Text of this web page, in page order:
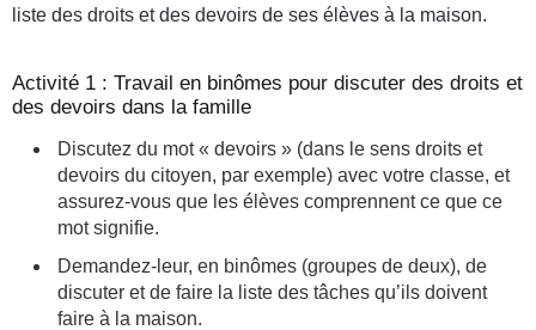
liste des droits et des devoirs de ses élèves à la maison.
Activité 1 : Travail en binômes pour discuter des droits et
des devoirs dans la famille
Discutez du mot « devoirs » (dans le sens droits et
devoirs du citoyen, par exemple) avec votre classe, et
assurez-vous que les élèves comprennent ce que ce
mot signifie.
Demandez-leur, en binômes (groupes de deux), de
discuter et de faire la liste des tâches qu’ils doivent
faire à la maison.